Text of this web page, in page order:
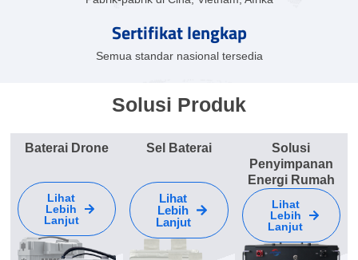
Sertifikat lengkap
Semua standar nasional tersedia
Solusi Produk
Baterai Drone
Lihat
Lebih
Lanjut
Sel Baterai
Lihat
Lebih
Lanjut
Solusi
Penyimpanan
Energi Rumah
Lihat
Lebih
Lanjut